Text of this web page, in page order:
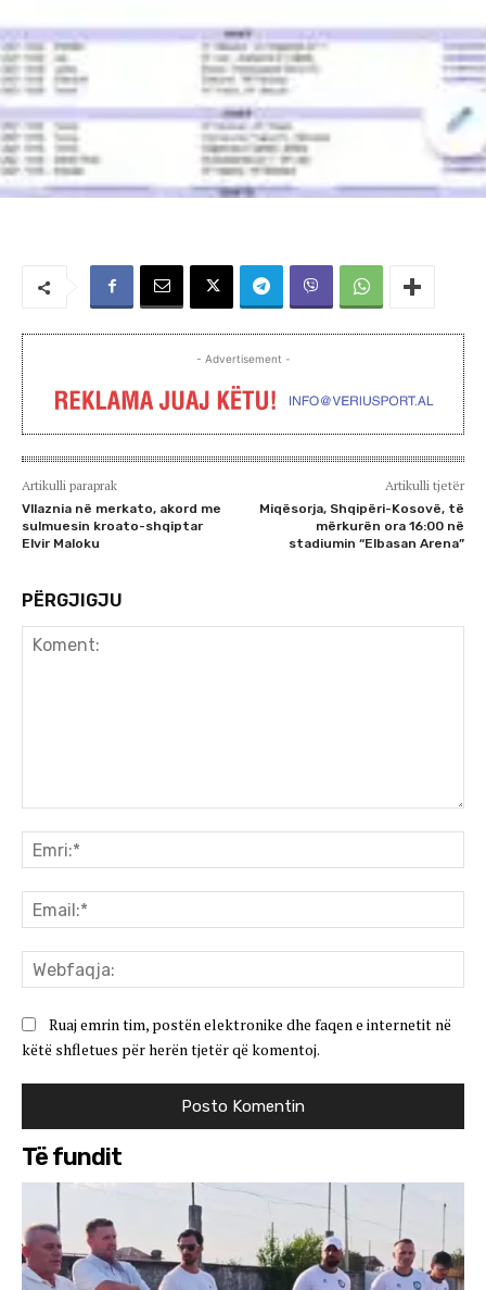
- Advertisement -
Artikulli paraprak
Vllaznia në merkato, akord me
sulmuesin kroato-shqiptar
Elvir Maloku
Artikulli tjetër
Miqësorja, Shqipëri-Kosovë, të
mërkurën ora 16:00 në
stadiumin “Elbasan Arena”
PËRGJIGJU
Ruaj emrin tim, postën elektronike dhe faqen e internetit në
këtë shfletues për herën tjetër që komentoj.
Të fundit